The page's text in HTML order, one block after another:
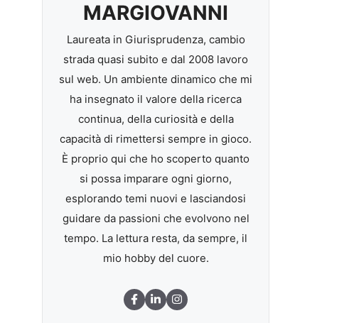
MARGIOVANNI
Laureata in Giurisprudenza, cambio
strada quasi subito e dal 2008 lavoro
sul web. Un ambiente dinamico che mi
ha insegnato il valore della ricerca
continua, della curiosità e della
capacità di rimettersi sempre in gioco.
È proprio qui che ho scoperto quanto
si possa imparare ogni giorno,
esplorando temi nuovi e lasciandosi
guidare da passioni che evolvono nel
tempo. La lettura resta, da sempre, il
mio hobby del cuore.